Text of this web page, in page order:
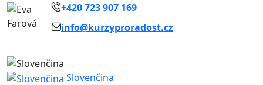
+420 723 907 169
info@kurzyproradost.cz
Slovenčina